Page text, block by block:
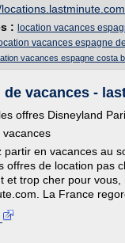
: location vacances
vacances espagne
vacances espagne costa
de vacances -
offres Disneyland
vacances
partir en vacances au
offres de location pas
et trop cher pour
La France